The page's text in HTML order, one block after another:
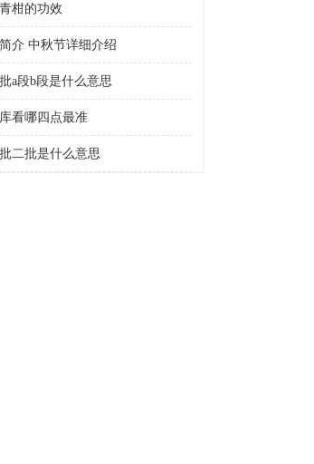
柑的功效
介 中秋节详细介绍
a段b段是什么意思
看哪四点最准
二批是什么意思